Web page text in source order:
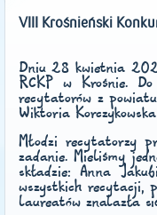
VIII Krośnieński
Dniu 28 kwietnia
RCKP w Krośnie.
recytatorów z
Wiktoria
Młodzi recytatorzy
zadanie. Mieliśmy
składzie: Anna
wszystkich recytacji,
laureatów znalazła